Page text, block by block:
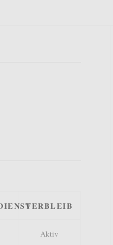
VERBLEIB
Aktiv